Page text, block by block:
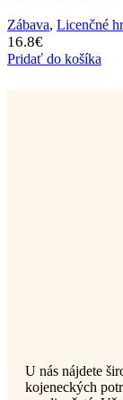
Zábava, Licenčné
16.8€
Pridať do košíka
U nás nájdete
kojeneckých